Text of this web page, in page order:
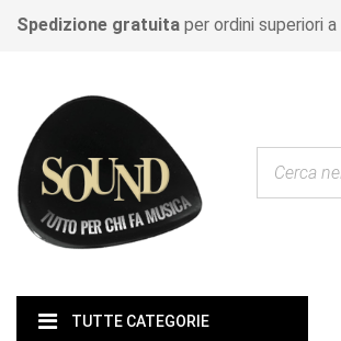
Spedizione gratuita per ordini superiori a
TUTTE CATEGORIE